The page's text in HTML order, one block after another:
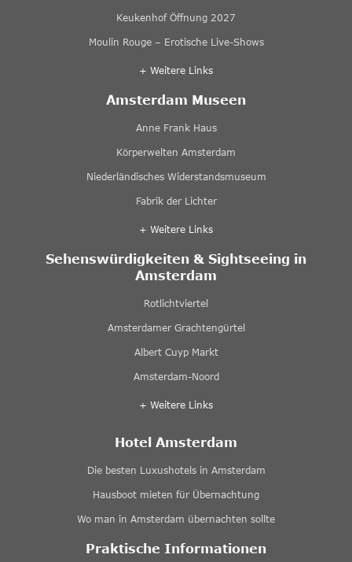
Keukenhof Öffnung 2027
Moulin Rouge – Erotische Live-Shows
+ Weitere Links
Amsterdam Museen
Anne Frank Haus
Körperwelten Amsterdam
Niederländisches Widerstandsmuseum
Fabrik der Lichter
+ Weitere Links
Sehenswürdigkeiten & Sightseeing in
Amsterdam
Rotlichtviertel
Amsterdamer Grachtengürtel
Albert Cuyp Markt
Amsterdam-Noord
+ Weitere Links
Hotel Amsterdam
Die besten Luxushotels in Amsterdam
Hausboot mieten für Übernachtung
Wo man in Amsterdam übernachten sollte
Praktische Informationen